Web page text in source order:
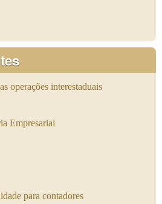
operações interestaduais
Empresarial
para contadores